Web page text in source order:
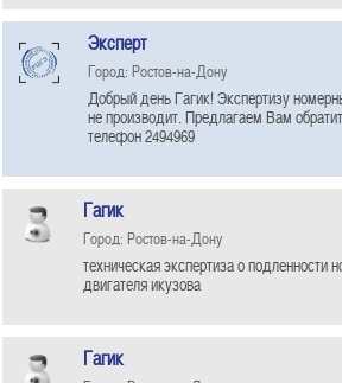
Эксперт
Город: Ростов-на-Дону
Добрый день Гагик! Экспертизу
не производит. Предлагаем Вам
телефон 2494969
Гагик
Город: Ростов-на-Дону
техническая экспертиза о подленности
двигателя икузова
Гагик